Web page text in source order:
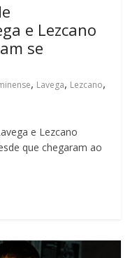
e Lezcano
se
, Lavega, Lezcano,
e Lezcano
que chegaram ao